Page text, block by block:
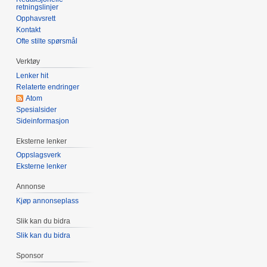
retningslinjer
Opphavsrett
Kontakt
Ofte stilte spørsmål
Verktøy
Lenker hit
Relaterte endringer
Atom
Spesialsider
Sideinformasjon
Eksterne lenker
Oppslagsverk
Eksterne lenker
Annonse
Kjøp annonseplass
Slik kan du bidra
Slik kan du bidra
Sponsor